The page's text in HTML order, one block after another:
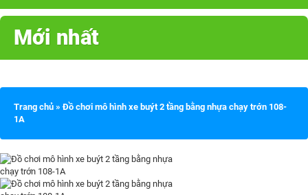
Mới nhất
Trang chủ »Đồ chơi mô hình xe buýt 2 tầng bằng nhựa chạy trớn 108-
1A